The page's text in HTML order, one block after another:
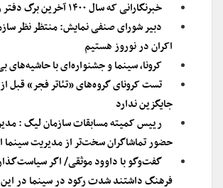
خبرنگارانی که سال ۱۴۰۰ آخرین برگ دفتر زندگانی‌شان شد
دبیر شورای صنفی نمایش: منتظر نظر
اکران در نوروز هستیم
کرونا، سینما و جشنواره‌ای با حاشیه‌های
تست کرونای گروه‌های «تئاتر فجر» قبل
جایگزین ندارد
رییس کمیته مسابقات سازمان لیگ :
حضور تماشاگران سخت‌تر از مدیریت
گفت‌وگو با داوود موثقی/ اگر
فرهنگ داشتند شدت رکود در سینما در